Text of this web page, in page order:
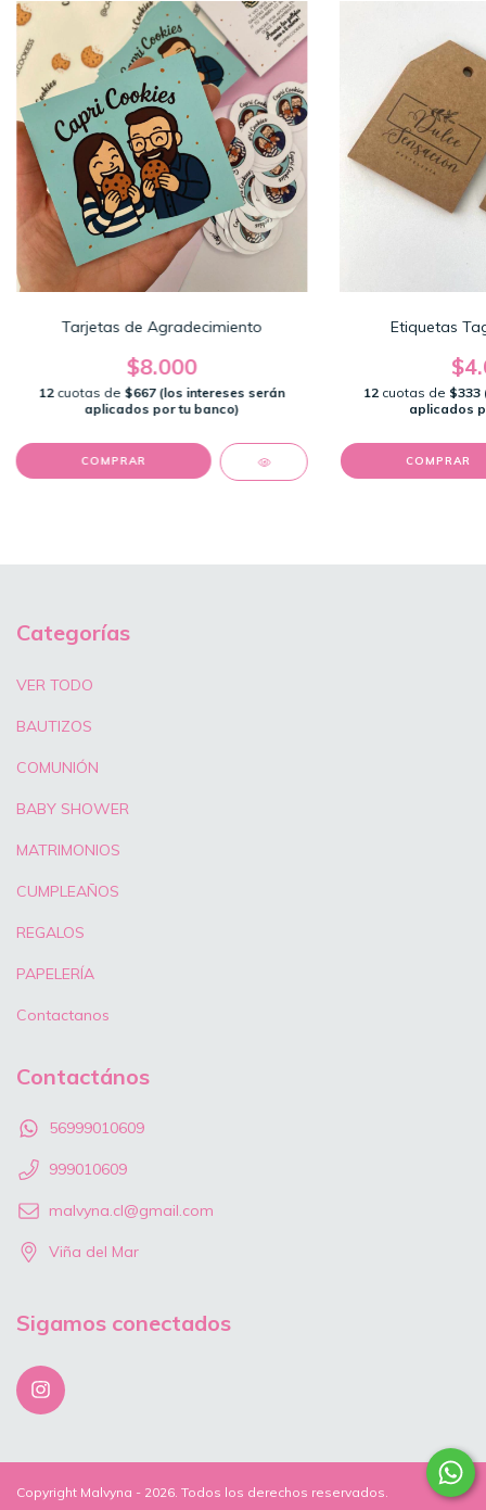
Tarjetas de Agradecimiento
$8.000
12 cuotas de $667 (los intereses serán
aplicados por tu banco)
COMPRAR
Etiquetas
12 cuotas de $333
aplicados
COMPRAR
Categorías
VER TODO
BAUTIZOS
COMUNIÓN
BABY SHOWER
MATRIMONIOS
CUMPLEAÑOS
REGALOS
PAPELERÍA
Contactanos
Contactános
56999010609
999010609
malvyna.cl@gmail.com
Viña del Mar
Sigamos conectados
Copyright Malvyna - 2026. Todos los derechos reservados.